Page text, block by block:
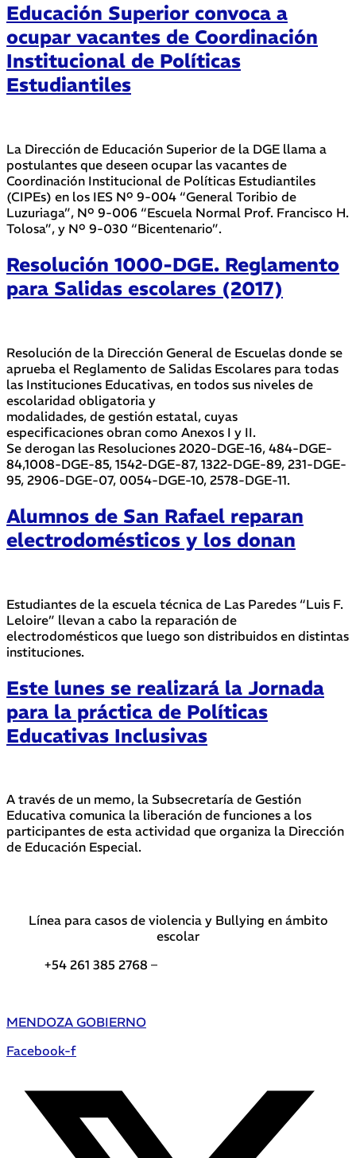
Educación Superior convoca a
ocupar vacantes de Coordinación
Institucional de Políticas
Estudiantiles
La Dirección de Educación Superior de la DGE llama a
postulantes que deseen ocupar las vacantes de
Coordinación Institucional de Políticas Estudiantiles
(CIPEs) en los IES Nº 9-004 “General Toribio de
Luzuriaga”, Nº 9-006 “Escuela Normal Prof. Francisco H.
Tolosa”, y Nº 9-030 “Bicentenario”.
Resolución 1000-DGE. Reglamento
para Salidas escolares (2017)
Resolución de la Dirección General de Escuelas donde se
aprueba el Reglamento de Salidas Escolares para todas
las Instituciones Educativas, en todos sus niveles de
escolaridad obligatoria y
modalidades, de gestión estatal, cuyas
especificaciones obran como Anexos I y II.
Se derogan las Resoluciones 2020-DGE-16, 484-DGE-
84,1008-DGE-85, 1542-DGE-87, 1322-DGE-89, 231-DGE-
95, 2906-DGE-07, 0054-DGE-10, 2578-DGE-11.
Alumnos de San Rafael reparan
electrodomésticos y los donan
Estudiantes de la escuela técnica de Las Paredes “Luis F.
Leloire” llevan a cabo la reparación de
electrodomésticos que luego son distribuidos en distintas
instituciones.
Este lunes se realizará la Jornada
para la práctica de Políticas
Educativas Inclusivas
A través de un memo, la Subsecretaría de Gestión
Educativa comunica la liberación de funciones a los
participantes de esta actividad que organiza la Dirección
de Educación Especial.
Línea para casos de violencia y Bullying en ámbito
escolar
+54 261 385 2768 –
MENDOZA GOBIERNO
Facebook-f